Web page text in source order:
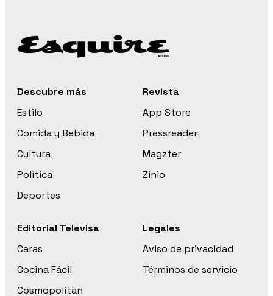
Descubre más
Estilo
Comida y Bebida
Cultura
Política
Deportes
Revista
App Store
Pressreader
Magzter
Zinio
Editorial Televisa
Caras
Cocina Fácil
Cosmopolitan
Legales
Aviso de privacidad
Términos de servicio